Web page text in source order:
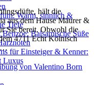
Warm, sinnlich &
Tiefe
Balsamische Süße
für Einsteiger & Kenner:
Luxus
hält die
aus dem Hause Mäurer &
Sie bereit. Obwohl die
4711 Echt Kölnisch